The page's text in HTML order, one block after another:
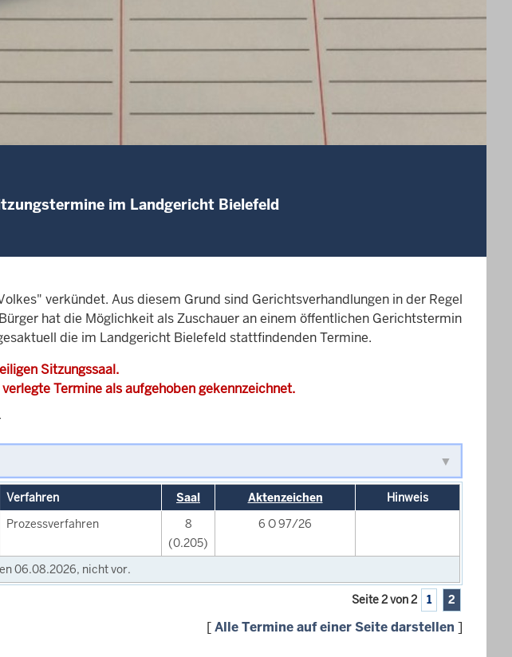
im Landgericht Bielefeld
verkündet. Aus diesem Grund sind Gerichtsverhandlungen in der Regel
hat die Möglichkeit als Zuschauer an einem öffentlichen Gerichtstermin
die im Landgericht Bielefeld stattfindenden Termine.
Sitzungssaal.
Termine als aufgehoben gekennzeichnet.
Verfahren Saal Aktenzeichen
Hinweis
Prozessverfahren
8
(0.205)
6 O 97/26
06.08.2026, nicht vor.
Seite 2 von 2 1 2
[Alle Termine auf einer Seite darstellen ]